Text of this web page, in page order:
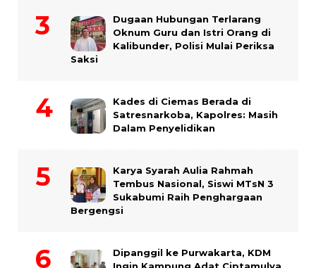
Dugaan Hubungan Terlarang
Oknum Guru dan Istri Orang di
Kalibunder, Polisi Mulai Periksa
Saksi
Kades di Ciemas Berada di
Satresnarkoba, Kapolres: Masih
Dalam Penyelidikan
Karya Syarah Aulia Rahmah
Tembus Nasional, Siswi MTsN 3
Sukabumi Raih Penghargaan
Bergengsi
Dipanggil ke Purwakarta, KDM